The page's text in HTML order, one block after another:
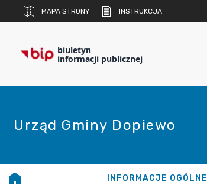
MAPA STRONY INSTRUKCJA
biuletyn
informacji publicznej
Urząd Gminy Dopiewo
INFORMACJE OGÓLNE